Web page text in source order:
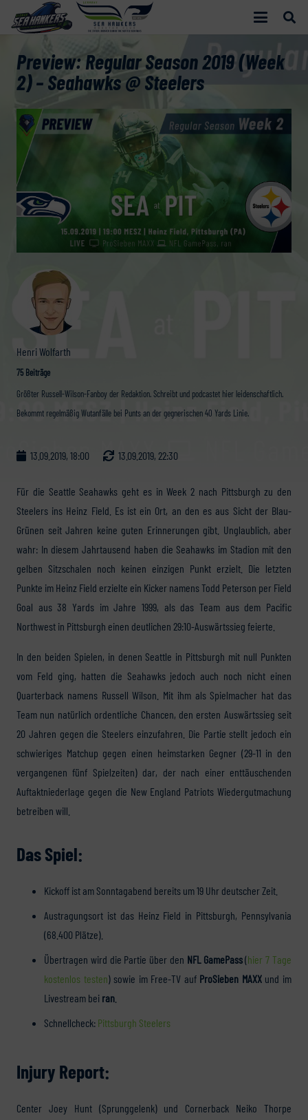
Henri Wolfarth
75 Beiträge
Größter Russell-Wilson-Fanboy der Redaktion. Schreibt und podcastet hier leidenschaftlich.
Bekommt regelmäßig Wutanfälle bei Punts an der gegnerischen 40 Yards Linie.
Preview: Regular Season 2019 (Week
2) – Seahawks @ Steelers
13.09.2019, 18:00 13.09.2019, 22:30
Für die Seattle Seahawks geht es in Week 2 nach Pittsburgh zu den
Steelers ins Heinz Field. Es ist ein Ort, an den es aus Sicht der Blau-
Grünen seit Jahren keine guten Erinnerungen gibt. Unglaublich, aber
wahr: In diesem Jahrtausend haben die Seahawks im Stadion mit den
gelben Sitzschalen noch keinen einzigen Punkt erzielt. Die letzten
Punkte im Heinz Field erzielte ein Kicker namens Todd Peterson per Field
Goal aus 38 Yards im Jahre 1999, als das Team aus dem Pacific
Northwest in Pittsburgh einen deutlichen 29:10-Auswärtssieg feierte.
In den beiden Spielen, in denen Seattle in Pittsburgh mit null Punkten
vom Feld ging, hatten die Seahawks jedoch auch noch nicht einen
Quarterback namens Russell Wilson. Mit ihm als Spielmacher hat das
Team nun natürlich ordentliche Chancen, den ersten Auswärtssieg seit
20 Jahren gegen die Steelers einzufahren. Die Partie stellt jedoch ein
schwieriges Matchup gegen einen heimstarken Gegner (29-11 in den
vergangenen fünf Spielzeiten) dar, der nach einer enttäuschenden
Auftaktniederlage gegen die New England Patriots Wiedergutmachung
betreiben will.
Das Spiel:
Kickoff ist am Sonntagabend bereits um 19 Uhr deutscher Zeit.
Austragungsort ist das Heinz Field in Pittsburgh, Pennsylvania
(68.400 Plätze).
Übertragen wird die Partie über den NFL GamePass(hier 7 Tage
kostenlos testen) sowie im Free-TV auf ProSieben MAXX und im
Livestream bei ran
Schnellcheck: Pittsburgh Steelers
Injury Report:
Center Joey Hunt (Sprunggelenk) und Cornerback Neiko Thorpe